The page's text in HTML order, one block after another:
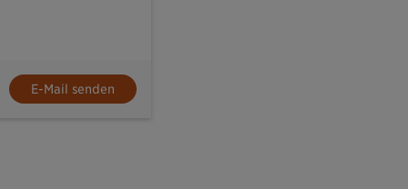
E-Mail senden